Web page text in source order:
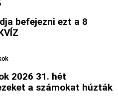
befejezni ezt a 8
2026 31. hét
a számokat húzták